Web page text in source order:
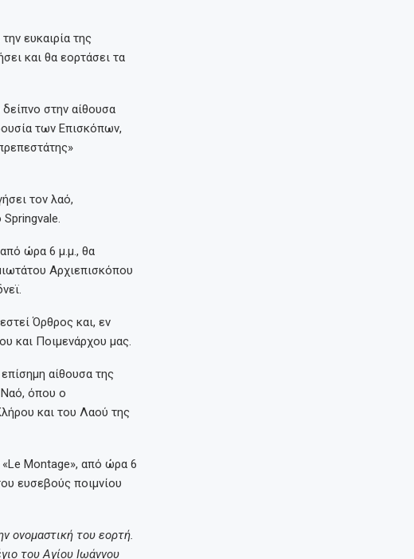
ευκαιρία της
και θα εορτάσει τα
στην αίθουσα
των Επισκόπων,
τον λαό,
ώρα 6 μ.μ., θα
Αρχιεπισκόπου
Όρθρος και, εν
και Ποιμενάρχου μας.
αίθουσα της
Ναό, όπου ο
και του Λαού της
«Le Montage», από ώρα 6
ευσεβούς ποιμνίου
ονομαστική του εορτή.
του Αγίου Ιωάννου